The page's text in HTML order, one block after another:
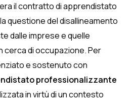
il contratto di apprendistato
questione del disallineamento
dalle imprese e quelle
cerca di occupazione. Per
e sostenuto con
professionalizzante
in virtù di un contesto